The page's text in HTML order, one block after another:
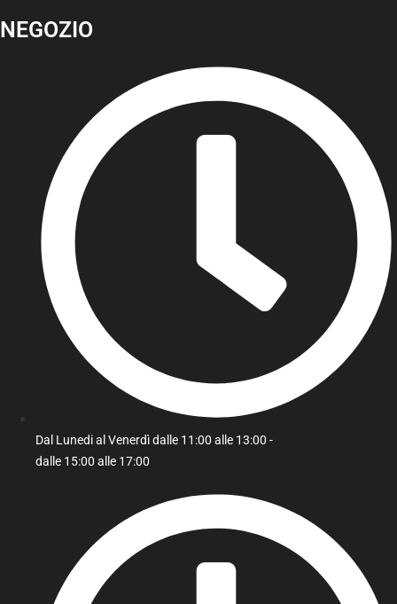
NEGOZIO
Dal Lunedi al Venerdì dalle 11:00 alle 13:00 -
dalle 15:00 alle 17:00